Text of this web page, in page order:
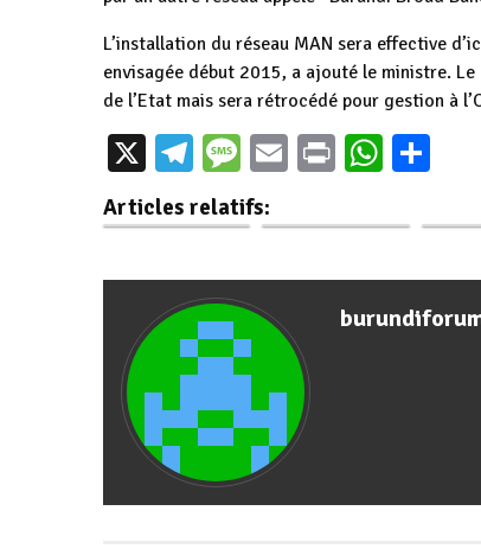
L’installation du réseau MAN sera effective
envisagée début 2015, a ajouté le ministre.
de l’Etat mais sera rétrocédé pour gestion à
X Telegram
Message
EmailPrint
Articles relatifs:
La Banque
Mondiale s’est
le…
Burundi : Plan
marketing pour